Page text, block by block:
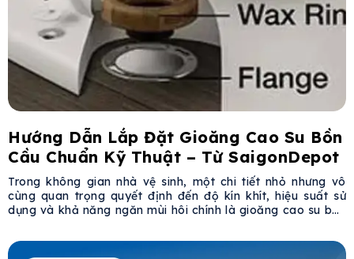
Hướng Dẫn Lắp Đặt Gioăng Cao Su Bồn
Cầu Chuẩn Kỹ Thuật – Từ SaigonDepot
Trong không gian nhà vệ sinh, một chi tiết nhỏ nhưng vô
cùng quan trọng quyết định đến độ kín khít, hiệu suất sử
dụng và khả năng ngăn mùi hôi chính là gioăng cao su bồn
chi tiết cách chọn, lắp đặt và